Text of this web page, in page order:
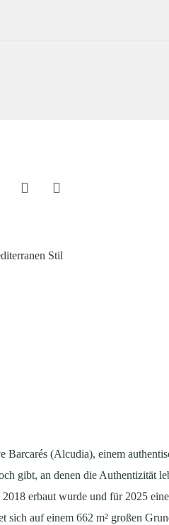
Stil
(Alcudia), einem
gibt, an denen die Authentizität
erbaut wurde und für 2025
auf einem 662 m² großen